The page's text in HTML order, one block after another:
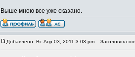
Выше мною все уже сказано.
Добавлено: Вс Апр 03, 2011 3:03 pm Заголовок